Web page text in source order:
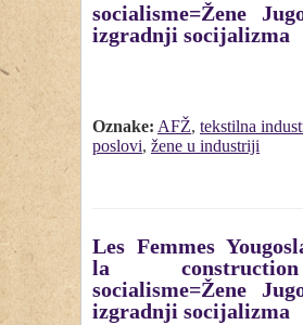
socialisme=Žene
izgradnji socijalizma
Oznake: AFŽ, tekstilna
poslovi, žene u industriji
Les Femmes
la
socialisme=Žene
izgradnji socijalizma